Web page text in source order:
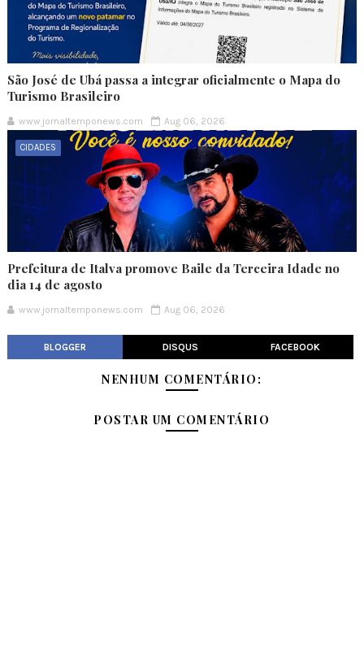
São José de Ubá passa a integrar oficialmente o Mapa do
Turismo Brasileiro
www.jornaltemponews.com Aug 06, 2026
CIDADES
Prefeitura de Italva promove Baile da Terceira Idade no
dia 14 de agosto
www.jornaltemponews.com Aug 06, 2026
BLOGGER DISQUS FACEBOOK
NENHUM COMENTÁRIO:
POSTAR UM COMENTÁRIO